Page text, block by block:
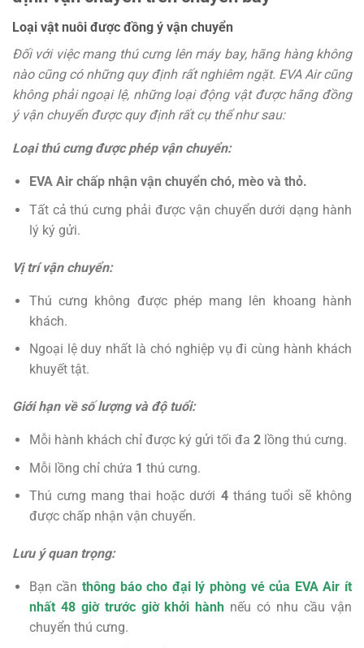
Loại vật nuôi được đồng ý vận chuyển
Đối với việc mang thú cưng lên máy bay, hãng hàng không
nào cũng có những quy định rất nghiêm ngặt. EVA Air cũng
không phải ngoại lệ, những loại động vật được hãng đồng
ý vận chuyển được quy định rất cụ thể như sau:
Loại thú cưng được phép vận chuyển:
EVA Air chấp nhận vận chuyển chó, mèo và thỏ.
Tất cả thú cưng phải được vận chuyển dưới dạng hành
lý ký gửi.
Vị trí vận chuyển:
Thú cưng không được phép mang lên khoang hành
khách.
Ngoại lệ duy nhất là chó nghiệp vụ đi cùng hành khách
khuyết tật.
Giới hạn về số lượng và độ tuổi:
Mỗi hành khách chỉ được ký gửi tối đa 2 lồng thú cưng.
Mỗi lồng chỉ chứa 1 thú cưng.
Thú cưng mang thai hoặc dưới 4 tháng tuổi sẽ không
được chấp nhận vận chuyển.
Lưu ý quan trọng:
Bạn cần thông báo cho đại lý phòng vé của EVA Air ít
nhất 48 giờ trước giờ khởi hành nếu có nhu cầu vận
chuyển thú cưng.